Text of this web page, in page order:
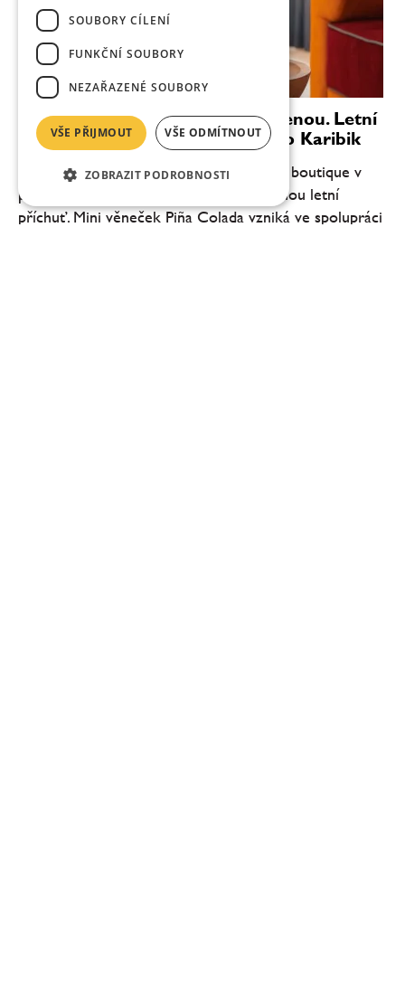
Věnečky Janeček zvou na dovolenou. Letní
novinka Piña Colada chutná jako Karibik
Cukrář Roman Janeček přináší do svého boutique v
pražské Pštrossově ulici novou limitovanou letní
příchuť. Mini věneček Piña Colada vzniká ve spolupráci
SOUBORY CÍLENÍ
FUNKČNÍ SOUBORY
NEZAŘAZENÉ SOUBORY
VŠE PŘIJMOUT VŠE ODMÍTNOUT
ZOBRAZIT PODROBNOSTI